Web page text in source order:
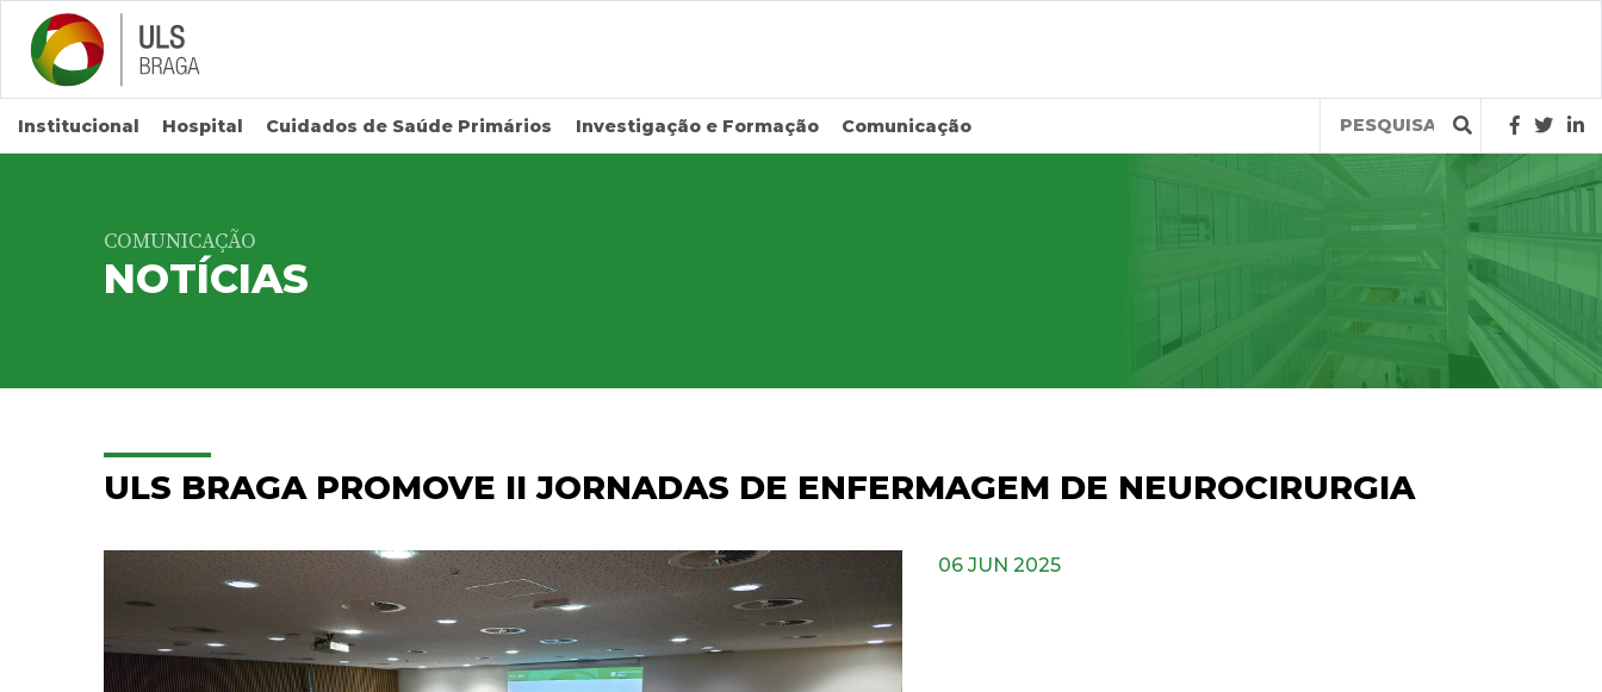
Saltar para conteúdo principal
Institucional Hospital Cuidados de Saúde Primários Investigação e Formação Comunicação
Query
COMUNICAÇÃO
NOTÍCIAS
ULS BRAGA PROMOVE II JORNADAS DE ENFERMAGEM DE NEUROCIRURGIA
06 JUN 2025